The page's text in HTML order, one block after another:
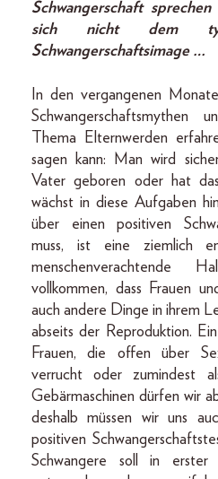
Schwangerschaft
sich nicht dem
Schwangerschaftsimage …
In den vergangenen
Thema Elternwerden
sagen kann: Man wird
Vater geboren oder hat
wächst in diese Aufgaben
über einen positiven
muss, ist eine ziemlich
menschenverachtende
vollkommen, dass Frauen
auch andere Dinge in ihrem
abseits der Reproduktion.
Frauen, die offen über
verrucht oder zumindest
Gebärmaschinen dürfen wir
deshalb müssen wir uns
positiven
Schwangere soll in erster